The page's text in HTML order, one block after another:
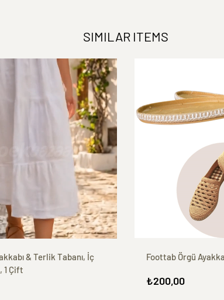
SIMILAR ITEMS
& Terlik Tabanı, İç
1 Çift
Foottab Örgü
₺200,00